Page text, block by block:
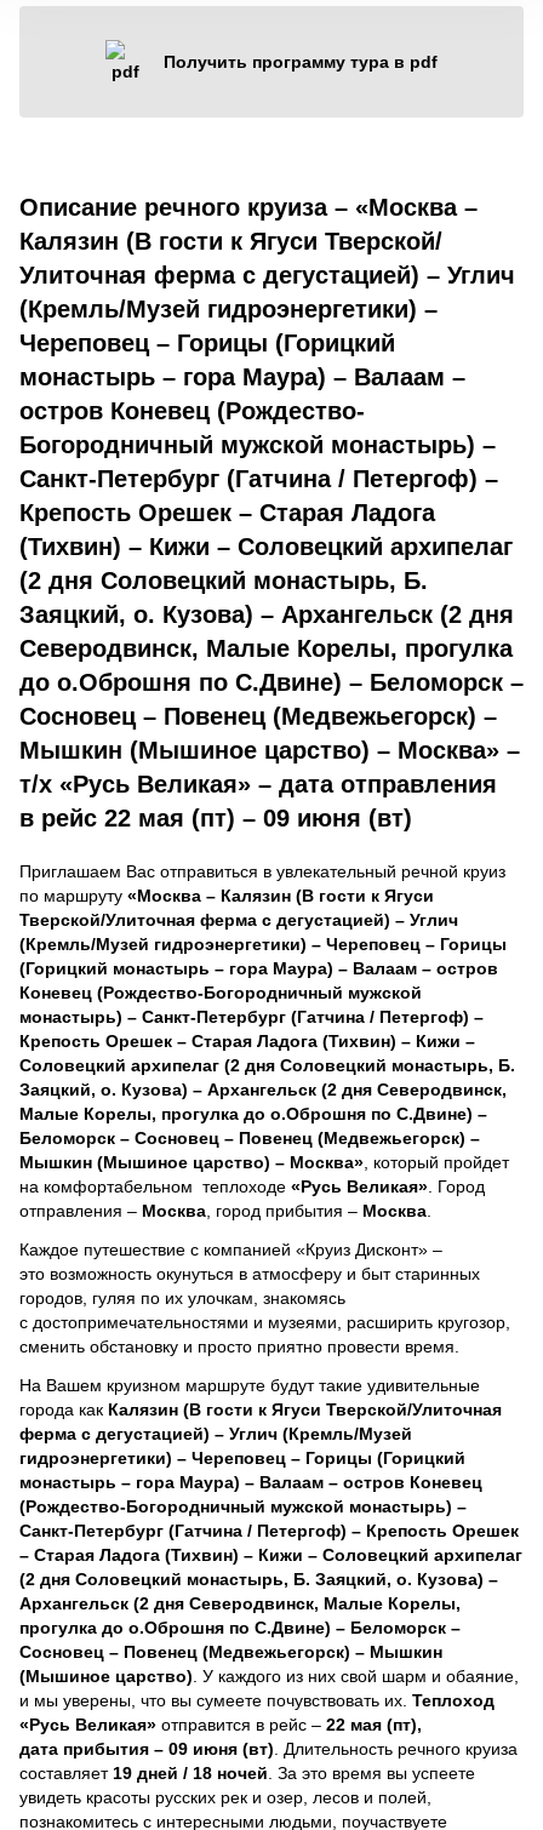
Получить программу тура в pdf
Описание речного круиза – «Москва –
Калязин (В гости к Ягуси Тверской/
Улиточная ферма с дегустацией) – Углич
(Кремль/Музей гидроэнергетики) –
Череповец – Горицы (Горицкий
монастырь – гора Маура) – Валаам –
остров Коневец (Рождество-
Богородничный мужской монастырь) –
Санкт-Петербург (Гатчина / Петергоф) –
Крепость Орешек – Старая Ладога
(Тихвин) – Кижи – Соловецкий архипелаг
(2 дня Соловецкий монастырь, Б.
Заяцкий, о. Кузова) – Архангельск (2 дня
Северодвинск, Малые Корелы, прогулка
до о.Оброшня по С.Двине) – Беломорск –
Сосновец – Повенец (Медвежьегорск) –
Мышкин (Мышиное царство) – Москва» –
т/х «Русь Великая» – дата отправления
в рейс 22 мая (пт) – 09 июня (вт)
Приглашаем Вас отправиться в увлекательный речной круиз
по маршруту «Москва – Калязин (В гости к Ягуси
Тверской/Улиточная ферма с дегустацией) – Углич
(Кремль/Музей гидроэнергетики) – Череповец – Горицы
(Горицкий монастырь – гора Маура) – Валаам – остров
Коневец (Рождество-Богородничный мужской
монастырь) – Санкт-Петербург (Гатчина / Петергоф) –
Крепость Орешек – Старая Ладога (Тихвин) – Кижи –
Соловецкий архипелаг (2 дня Соловецкий монастырь, Б.
Заяцкий, о. Кузова) – Архангельск (2 дня Северодвинск,
Малые Корелы, прогулка до о.Оброшня по С.Двине) –
Беломорск – Сосновец – Повенец (Медвежьегорск) –
Мышкин (Мышиное царство) – Москва» , который пройдет
на комфортабельном теплоходе «Русь Великая» . Город
отправления – Москва , город прибытия – Москва
Каждое путешествие с компанией «Круиз Дисконт» –
это возможность окунуться в атмосферу и быт старинных
городов, гуляя по их улочкам, знакомясь
с достопримечательностями и музеями, расширить кругозор,
сменить обстановку и просто приятно провести время.
На Вашем круизном маршруте будут такие удивительные
города как Калязин (В гости к Ягуси Тверской/Улиточная
ферма с дегустацией) – Углич (Кремль/Музей
гидроэнергетики) – Череповец – Горицы (Горицкий
монастырь – гора Маура) – Валаам – остров Коневец
(Рождество-Богородничный мужской монастырь) –
Санкт-Петербург (Гатчина / Петергоф) – Крепость Орешек
– Старая Ладога (Тихвин) – Кижи – Соловецкий архипелаг
(2 дня Соловецкий монастырь, Б. Заяцкий, о. Кузова) –
Архангельск (2 дня Северодвинск, Малые Корелы,
прогулка до о.Оброшня по С.Двине) – Беломорск –
Сосновец – Повенец (Медвежьегорск) – Мышкин
(Мышиное царство) . У каждого из них свой шарм и обаяние,
и мы уверены, что вы сумеете почувствовать их. Теплоход
«Русь Великая» отправится в рейс – 22 мая (пт),
дата прибытия – 09 июня (вт) . Длительность речного круиза
составляет 19 дней / 18 ночей За это время вы успеете
увидеть красоты русских рек и озер, лесов и полей,
познакомитесь с интересными людьми, поучаствуете